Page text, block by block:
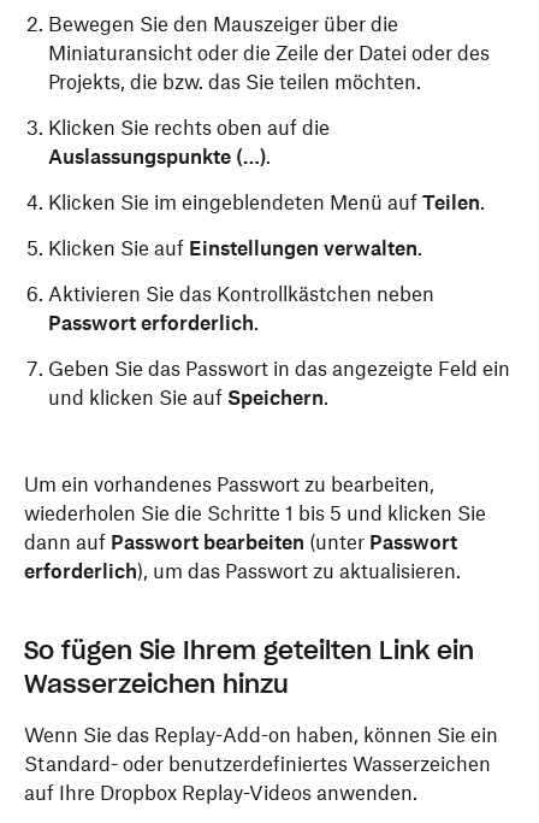
Bewegen Sie den Mauszeiger über die
Miniaturansicht oder die Zeile der Datei oder des
Projekts, die bzw. das Sie teilen möchten.
Klicken Sie rechts oben auf die
Auslassungspunkte (…).
Klicken Sie im eingeblendeten Menü auf Teilen.
Klicken Sie auf Einstellungen verwalten.
Aktivieren Sie das Kontrollkästchen neben
Passwort erforderlich.
Geben Sie das Passwort in das angezeigte Feld ein
und klicken Sie auf Speichern.
Um ein vorhandenes Passwort zu bearbeiten,
wiederholen Sie die Schritte 1 bis 5 und klicken Sie
dann auf Passwort bearbeiten (unter Passwort
erforderlich), um das Passwort zu aktualisieren.
So fügen Sie Ihrem geteilten Link ein
Wasserzeichen hinzu
Wenn Sie das Replay-Add-on haben, können Sie ein
Standard- oder benutzerdefiniertes Wasserzeichen
auf Ihre Dropbox Replay-Videos anwenden.